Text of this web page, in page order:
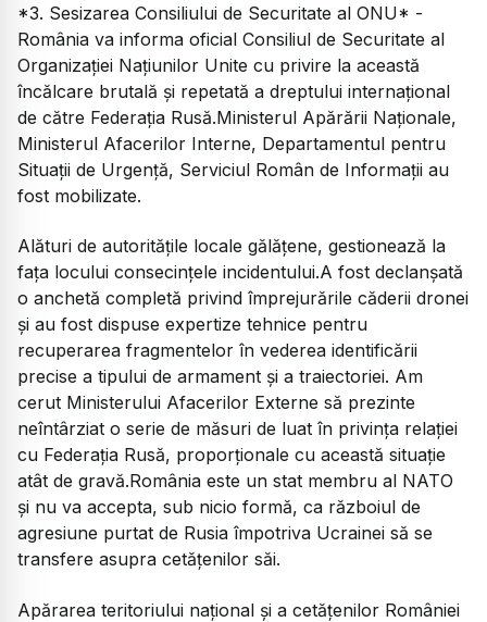
*3. Sesizarea Consiliului de Securitate al ONU* -
România va informa oficial Consiliul de Securitate al
Organizației Națiunilor Unite cu privire la această
încălcare brutală și repetată a dreptului internațional
de către Federația Rusă.Ministerul Apărării Naționale,
Ministerul Afacerilor Interne, Departamentul pentru
Situații de Urgență, Serviciul Român de Informații au
fost mobilizate.
Alături de autoritățile locale gălățene, gestionează la
fața locului consecințele incidentului.A fost declanșată
o anchetă completă privind împrejurările căderii dronei
și au fost dispuse expertize tehnice pentru
recuperarea fragmentelor în vederea identificării
precise a tipului de armament și a traiectoriei. Am
cerut Ministerului Afacerilor Externe să prezinte
neîntârziat o serie de măsuri de luat în privința relației
cu Federația Rusă, proporționale cu această situație
atât de gravă.România este un stat membru al NATO
și nu va accepta, sub nicio formă, ca războiul de
agresiune purtat de Rusia împotriva Ucrainei să se
transfere asupra cetățenilor săi.
Apărarea teritoriului național și a cetățenilor României